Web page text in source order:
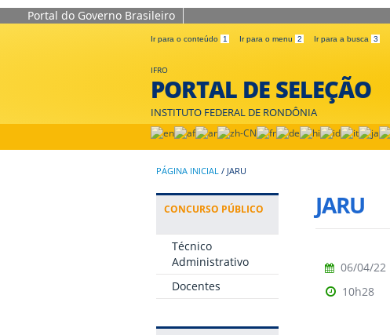
Portal do Governo Brasileiro
Ir para o conteúdo 1 Ir para o menu 2 Ir para a busca 3
IFRO
PORTAL DE SELEÇÃO
INSTITUTO FEDERAL DE RONDÔNIA
PÁGINA INICIAL / JARU
CONCURSO PÚBLICO
Técnico
Administrativo
Docentes
JARU
06/04/22
10h28